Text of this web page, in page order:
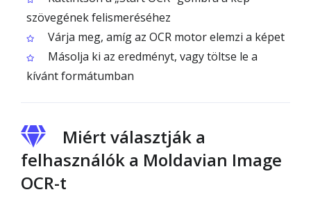
szövegének felismeréséhez
Várja meg, amíg az OCR motor elemzi a képet
Másolja ki az eredményt, vagy töltse le a
kívánt formátumban
Miért választják a
felhasználók a Moldavian Image
OCR-t